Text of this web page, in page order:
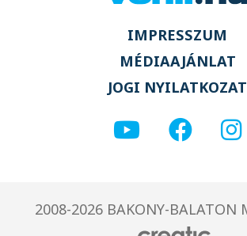
IMPRESSZUM
MÉDIAAJÁNLAT
JOGI NYILATKOZAT
2008-2026 BAKONY-BALATON